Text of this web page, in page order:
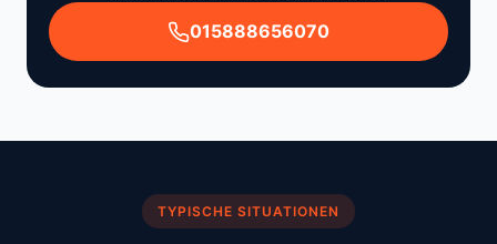
015888656070
TYPISCHE SITUATIONEN